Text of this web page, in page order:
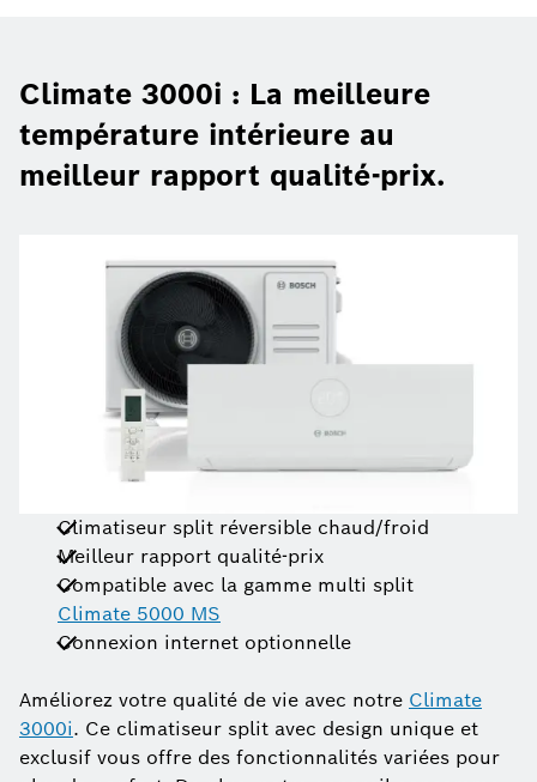
Climate 3000i : La meilleure
température intérieure au
meilleur rapport qualité-prix.
Climatiseur split réversible chaud/froid
Meilleur rapport qualité-prix
Compatible avec la gamme multi split
Climate 5000 MS
Connexion internet optionnelle
Améliorez votre qualité de vie avec notre Climate
3000i. Ce climatiseur split avec design unique et
exclusif vous offre des fonctionnalités variées pour